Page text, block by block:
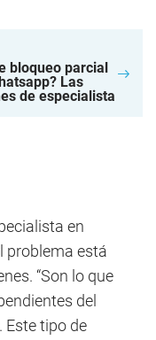
bloqueo parcial
Las
de especialista
en
problema está
“Son lo que
del
Este tipo de